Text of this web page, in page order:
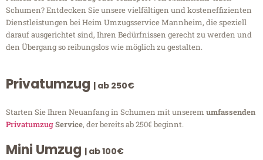
Schumen? Entdecken Sie unsere vielfältigen und kosteneffizienten
Dienstleistungen bei Heim Umzugsservice Mannheim, die speziell
darauf ausgerichtet sind, Ihren Bedürfnissen gerecht zu werden und
den Übergang so reibungslos wie möglich zu gestalten.
Privatumzug | ab 250€
Starten Sie Ihren Neuanfang in Schumen mit unserem umfassenden
PrivatumzugService, der bereits ab 250€ beginnt.
Mini Umzug | ab 100€